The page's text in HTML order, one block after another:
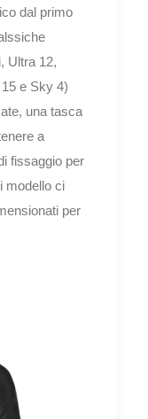
dal primo
Ultra 12,
e Sky 4)
una tasca
a
fissaggio per
modello ci
per